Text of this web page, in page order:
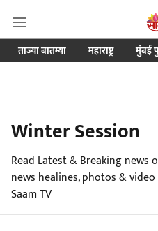
ताज्या बातम्या महाराष्ट्र मुंबई
Winter Session
Read Latest & Breaking news
news healines, photos &
Saam TV